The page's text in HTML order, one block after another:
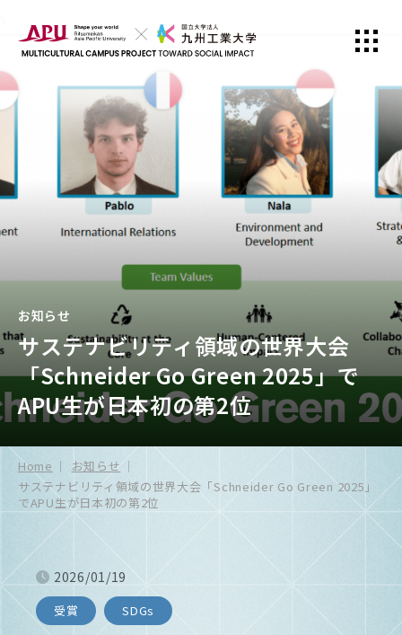
お知らせ
サステナビリティ領域の世界大会
「Schneider Go Green 2025」で
APU生が日本初の第2位
Home
お知らせ
サステナビリティ領域の世界大会「Schneider Go Green 2025」
でAPU生が日本初の第2位
2026/01/19
受賞 SDGs